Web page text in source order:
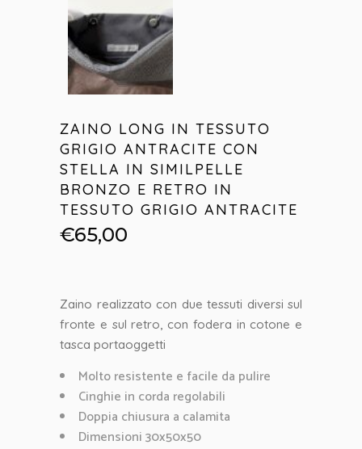
ZAINO LONG IN TESSUTO
GRIGIO ANTRACITE CON
STELLA IN SIMILPELLE
BRONZO E RETRO IN
TESSUTO GRIGIO ANTRACITE
€65,00
Zaino realizzato con due tessuti diversi sul
fronte e sul retro, con fodera in cotone e
tasca portaoggetti
Molto resistente e facile da pulire
Cinghie in corda regolabili
Doppia chiusura a calamita
Dimensioni 30x50x50